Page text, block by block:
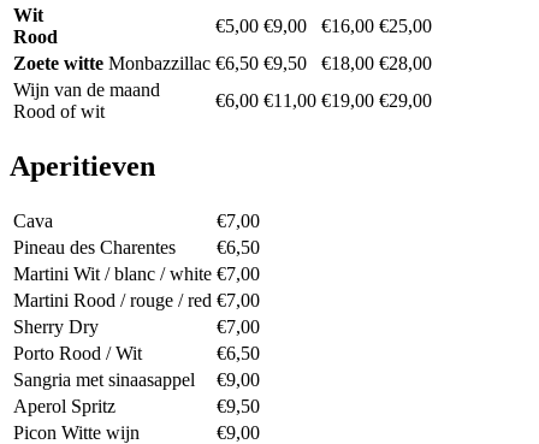
Wit
Rood
€5,00 €9,00 €16,00 €25,00
Zoete witte Monbazzillac €6,50 €9,50 €18,00 €28,00
Wijn van de maand
Rood of wit
€6,00 €11,00 €19,00 €29,00
Aperitieven
Cava
€7,00
Pineau des Charentes
€6,50
Martini Wit / blanc / white €7,00
Martini Rood / rouge / red €7,00
Sherry Dry
€7,00
Porto Rood / Wit
€6,50
Sangria met sinaasappel
€9,00
Aperol Spritz
€9,50
Picon Witte wijn
€9,00